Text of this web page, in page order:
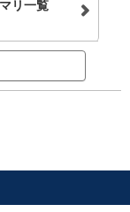
リ一覧